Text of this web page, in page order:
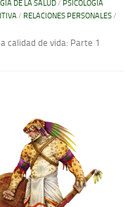
DE LA SALUD/ PSICOLOGÍA
/ RELACIONES PERSONALES/
calidad de vida: Parte 1